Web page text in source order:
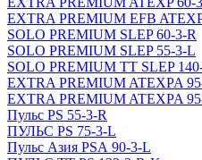
EXTRA PREMIUM EFB
SOLO PREMIUM SLEP 60-3-R
SOLO PREMIUM SLEP 55-3-L
SOLO PREMIUM ТТ SLEP
EXTRA PREMIUM ATEXPA
EXTRA PREMIUM ATEXPA
Пульс PS 55-3-R
ПУЛЬС PS 75-3-L
Пульс Азия PSА 90-3-L